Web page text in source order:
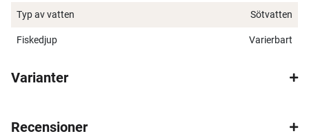
Typ av vatten Sötvatten
Fiskedjup Varierbart
Varianter
Recensioner